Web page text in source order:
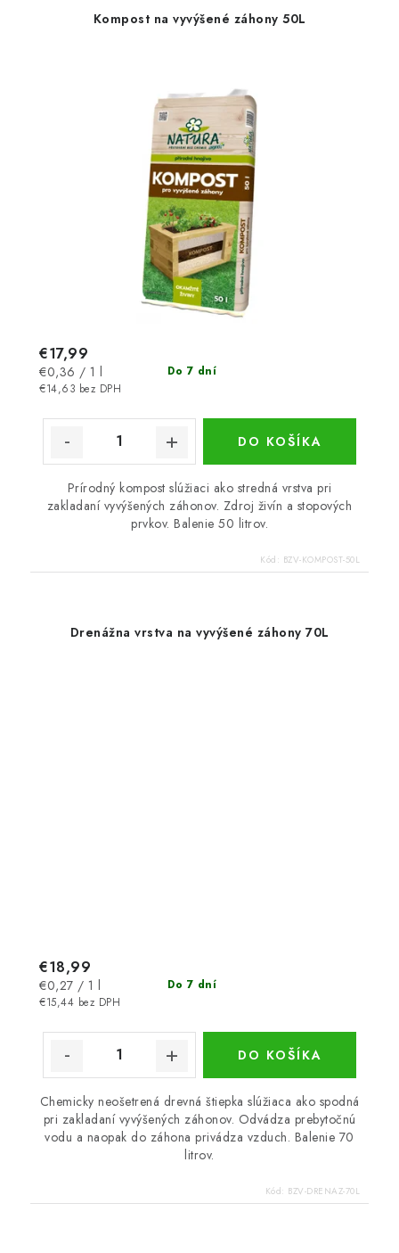
Kompost na vyvýšené záhony 50L
Do 7 dní
€14,63 bez DPH
€17,99
Jednotková
cena:
€0,36 / 1 l
DO KOŠÍKA
Prírodný kompost slúžiaci ako stredná vrstva pri
zakladaní vyvýšených záhonov. Zdroj živín a stopových
prvkov. Balenie 50 litrov.
Kód: BZV-KOMPOST-50L
Drenážna vrstva na vyvýšené záhony 70L
Do 7 dní
€15,44 bez DPH
€18,99
Jednotková
cena:
€0,27 / 1 l
DO KOŠÍKA
Chemicky neošetrená drevná štiepka slúžiaca ako spodná
pri zakladaní vyvýšených záhonov. Odvádza prebytočnú
vodu a naopak do záhona privádza vzduch. Balenie 70
litrov.
Kód: BZV-DRENAZ-70L